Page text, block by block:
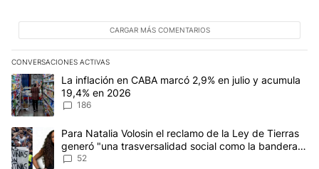
CARGAR MÁS COMENTARIOS
CONVERSACIONES ACTIVAS
Este listado muestra los artículos con más comentarios en los
Un artículo de tendencia con el título "La inflación en CABA
La inflación en CABA marcó 2,9% en julio y acumula
19,4% en 2026
186
Un artículo de tendencia con el título "Para Natalia Volosin el
Para Natalia Volosin el reclamo de la Ley de Tierras
generó "una trasversalidad social como la bandera
de Malvinas"
52